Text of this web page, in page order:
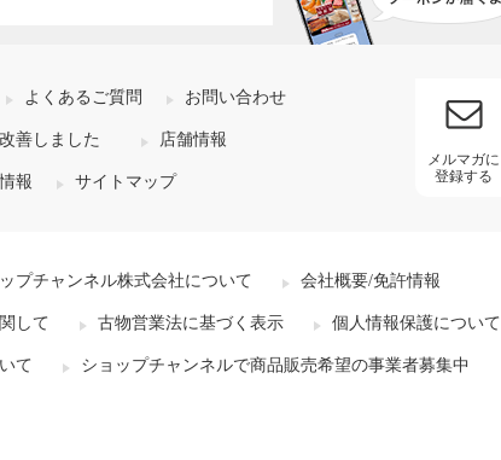
よくあるご質問 お問い合わせ
善しました 店舗情報
報 サイトマップ
メルマガに
登録する
プチャンネル株式会社について 会社概要/免許情報
して 古物営業法に基づく表示 個人情報保護について
て ショップチャンネルで商品販売希望の事業者募集中